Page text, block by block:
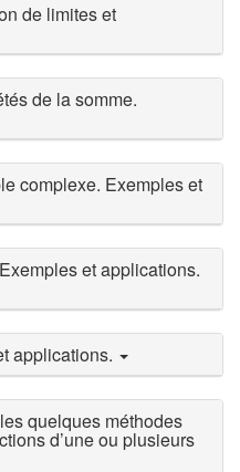
de limites et
de la somme.
complexe. Exemples et
et applications.
applications.
quelques méthodes
d’une ou plusieurs